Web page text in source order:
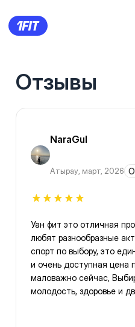
Отзывы
NaraGul
Атырау, март, 2026
Уан фит это отличная
любят разнообразные
спорт по выбору, это
и очень доступная цена
маловажно сейчас, Выбирай Уан фит если выбираешь
молодость, здоровье и